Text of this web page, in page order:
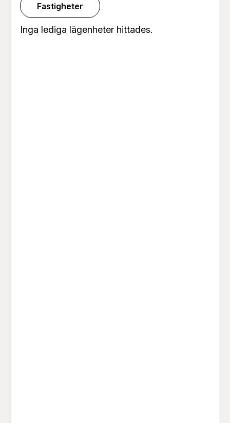
Fastigheter
Inga lediga lägenheter hittades.